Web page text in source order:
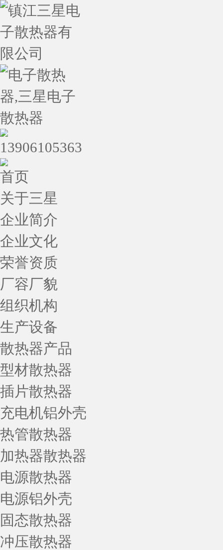
首页
关于三星
企业简介
企业文化
荣誉资质
厂容厂貌
组织机构
生产设备
散热器产品
型材散热器
插片散热器
充电机铝外壳
热管散热器
加热器散热器
电源散热器
电源铝外壳
固态散热器
冲压散热器